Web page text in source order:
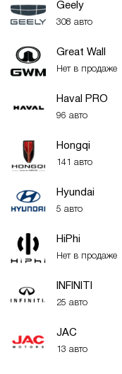
Geely
308 авто
Great Wall
Нет в продаже
Haval PRO
96 авто
Hongqi
141 авто
Hyundai
5 авто
HiPhi
Нет в продаже
INFINITI
25 авто
JAC
13 авто